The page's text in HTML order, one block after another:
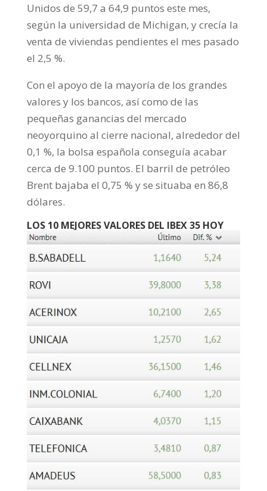
Unidos de 59,7 a 64,9 puntos este mes,
según la universidad de Michigan, y crecía la
venta de viviendas pendientes el mes pasado
el 2,5 %.
Con el apoyo de la mayoría de los grandes
valores y los bancos, así como de las
pequeñas ganancias del mercado
neoyorquino al cierre nacional, alrededor del
0,1 %, la bolsa española conseguía acabar
cerca de 9.100 puntos. El barril de petróleo
Brent bajaba el 0,75 % y se situaba en 86,8
dólares.
LOS 10 MEJORES VALORES DEL IBEX 35 HOY